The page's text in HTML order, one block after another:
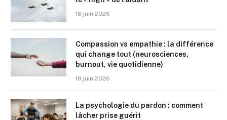
18 juin 2026
Compassion vs empathie : la différence
qui change tout (neurosciences,
burnout, vie quotidienne)
18 juin 2026
La psychologie du pardon : comment
lâcher prise guérit